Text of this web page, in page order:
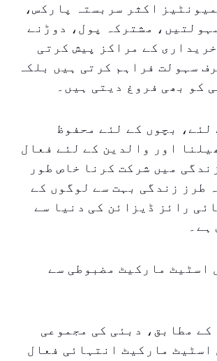
اکثر سربستہ پارکس،
مشترکہ پول، دوڑنے
کے مراکز پیش کرتی
سہولت فراہم کرتی ہیں بلکہ
کو بھی فروغ دیتی ہیں۔
لئے، بچوں کے لئے محفوظ
اور والدین کے لئے فعال
میں شرکت کرنا خاص طور
طرز زندگی بہت سے لوگوں کے
رائز ڈیزائن کی دنیا سے
اسٹیٹ مارکیٹ مضبوطی سے
کے مطابق، دبئی کی مجموعی
اسٹیٹ مارکیٹ انتہائی فعال